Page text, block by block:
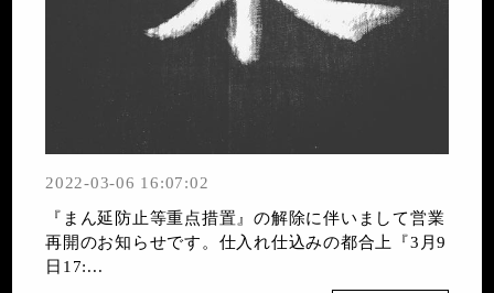
2022-03-06 16:07:02
『まん延防止等重点措置』の解除に伴いまして営業
再開のお知らせです。仕入れ仕込みの都合上『3月9
日17:...